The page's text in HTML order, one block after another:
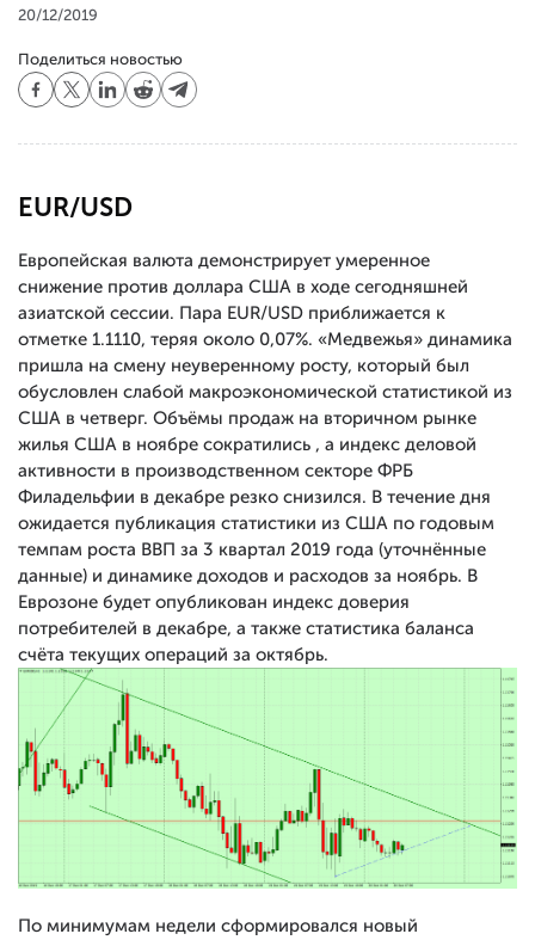
20/12/2019
Поделиться новостью
EUR/USD
Европейская валюта демонстрирует умеренное
снижение против доллара США в ходе сегодняшней
азиатской сессии. Пара EUR/USD приближается к
отметке 1.1110, теряя около 0,07%. «Медвежья» динамика
пришла на смену неуверенному росту, который был
обусловлен слабой макроэкономической статистикой из
США в четверг. Объёмы продаж на вторичном рынке
жилья США в ноябре сократились , а индекс деловой
активности в производственном секторе ФРБ
Филадельфии в декабре резко снизился. В течение дня
ожидается публикация статистики из США по годовым
темпам роста ВВП за 3 квартал 2019 года (уточнённые
данные) и динамике доходов и расходов за ноябрь. В
Еврозоне будет опубликован индекс доверия
потребителей в декабре, а также статистика баланса
счёта текущих операций за октябрь.
По минимумам недели сформировался новый